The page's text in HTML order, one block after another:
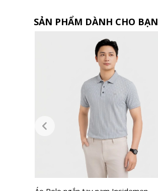
SẢN PHẨM DÀNH CHO BẠN